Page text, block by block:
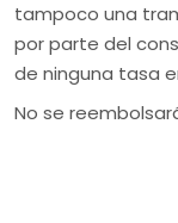
tampoco una
por parte del
de ninguna tasa
No se